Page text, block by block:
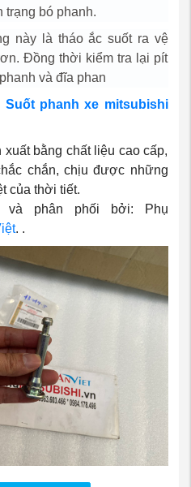
trạng bó phanh.
này là tháo ắc suốt ra vệ
Đồng thời kiểm tra lại pít
và đĩa phan
Suốt phanh xe mitsubishi
bằng chất liệu cao cấp,
chắn, chịu được những
của thời tiết.
và phân phối bởi: Phụ
. .